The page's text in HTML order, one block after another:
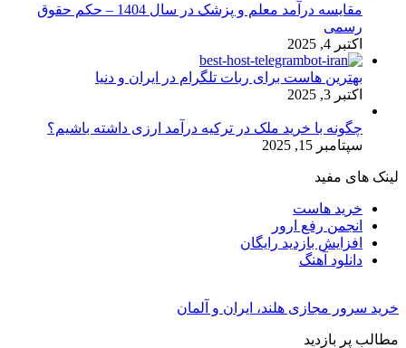
مقایسه درآمد معلم و پزشک در سال 1404 – حکم حقوق
رسمی
اکتبر 4, 2025
بهترین هاست برای ربات تلگرام در ایران و دنیا
اکتبر 3, 2025
چگونه با خرید ملک در ترکیه درآمد ارزی داشته باشیم؟
سپتامبر 15, 2025
لینک های مفید
خرید هاست
انجمن رفع ارور
افزایش بازدید رایگان
دانلود آهنگ
خرید سرور مجازی هلند، ایران و آلمان
مطالب پر بازدید